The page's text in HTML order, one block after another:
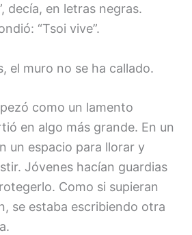
decía, en letras negras.
“Tsoi vive”.
el muro no se ha callado.
como un lamento
en algo más grande. En un
un espacio para llorar y
Jóvenes hacían guardias
Como si supieran
se estaba escribiendo otra